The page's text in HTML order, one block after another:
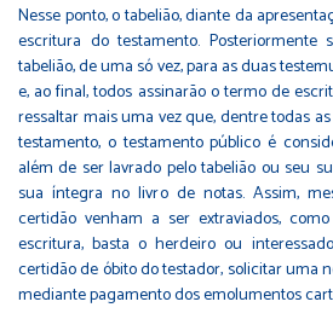
Nesse ponto, o tabelião, diante da
escritura do testamento. Posteriormente
tabelião, de uma só vez, para as duas
e, ao final, todos assinarão o termo de
ressaltar mais uma vez que, dentre todas
testamento, o testamento público é
além de ser lavrado pelo tabelião ou seu
sua íntegra no livro de notas. Assim,
certidão venham a ser extraviados,
escritura, basta o herdeiro ou
certidão de óbito do testador, solicitar uma
mediante pagamento dos emolumentos